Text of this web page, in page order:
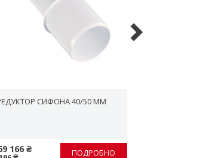
СИФОНА 40/50 ММ
166 ₴ ПОДРОБНО